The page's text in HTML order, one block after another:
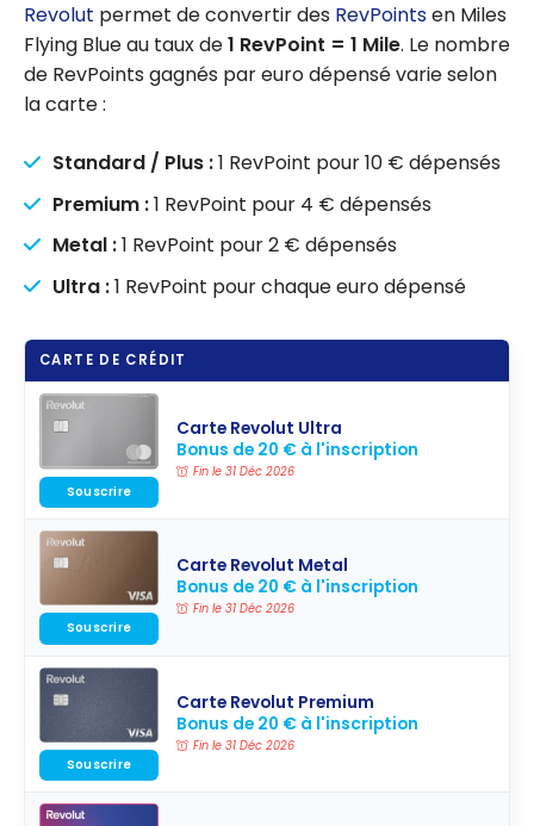
Revolut permet de convertir des RevPointsen Miles
Flying Blue au taux de1 RevPoint = 1 Mile. Le nombre
de RevPoints gagnés par euro dépensé varie selon
la carte :
Standard / Plus :1 RevPoint pour 10 € dépensés
Premium :1 RevPoint pour 4 € dépensés
Metal :1 RevPoint pour 2 € dépensés
Ultra :1 RevPoint pour chaque euro dépensé
CARTE DE CRÉDIT
Carte Revolut Ultra
Bonus de 20 € à l'inscription
Fin le 31 Déc 2026
Souscrire
Carte Revolut Metal
Bonus de 20 € à l'inscription
Fin le 31 Déc 2026
Souscrire
Carte Revolut Premium
Bonus de 20 € à l'inscription
Fin le 31 Déc 2026
Souscrire